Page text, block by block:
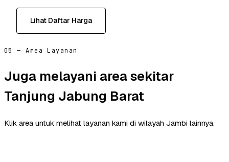
Lihat Daftar Harga
05 — Area Layanan
Juga melayani area sekitar
Tanjung Jabung Barat
Klik area untuk melihat layanan kami di wilayah Jambi lainnya.